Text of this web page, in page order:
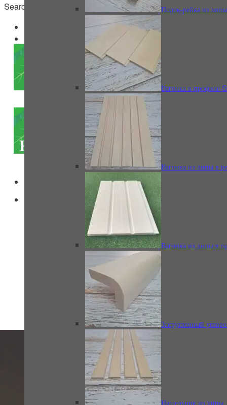
Search for:
Изделия из липы
из липы
липы
Полок-рейка из липы
Вагонка в профиле
Вагонка из липы в
Вагонка из липы в
Закругленный
Нащельник из липы
Казань (мужское
отделение)
Казань (мужское отделение)
Мужское отделение общественной бани.
Использован наш термированный реечный
профиль из липы, термированный полок из
липы и STS профиль из термированной